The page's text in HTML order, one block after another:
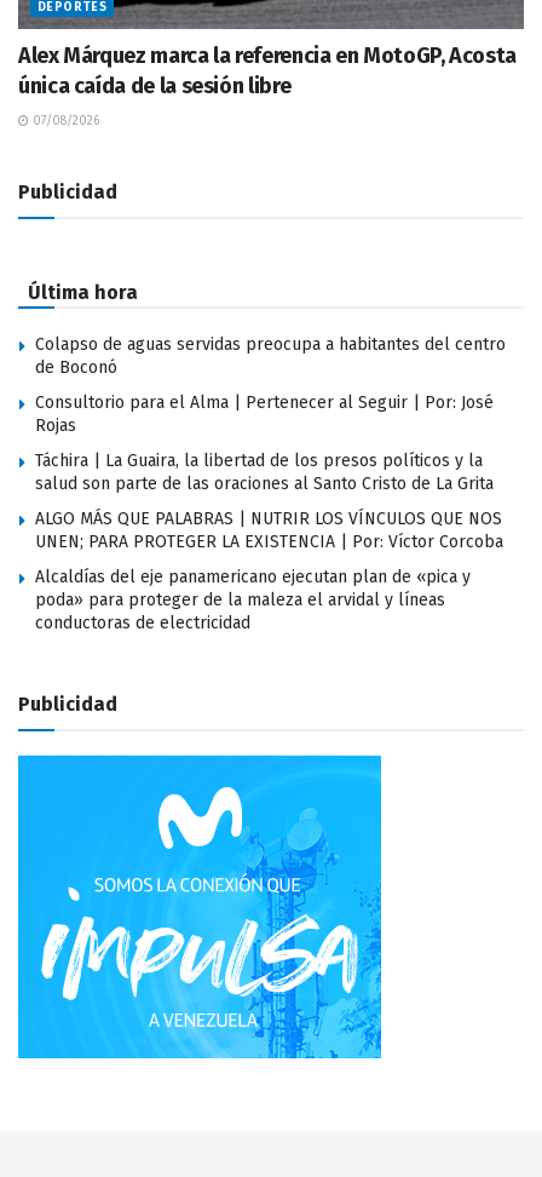
DEPORTES
Alex Márquez marca la referencia en MotoGP, Acosta
única caída de la sesión libre
07/08/2026
Publicidad
Última hora
Colapso de aguas servidas preocupa a habitantes del centro
de Boconó
Consultorio para el Alma | Pertenecer al Seguir | Por: José
Rojas
Táchira | La Guaira, la libertad de los presos políticos y la
salud son parte de las oraciones al Santo Cristo de La Grita
ALGO MÁS QUE PALABRAS | NUTRIR LOS VÍNCULOS QUE NOS
UNEN; PARA PROTEGER LA EXISTENCIA | Por: Víctor Corcoba
Alcaldías del eje panamericano ejecutan plan de «pica y
poda» para proteger de la maleza el arvidal y líneas
conductoras de electricidad
Publicidad